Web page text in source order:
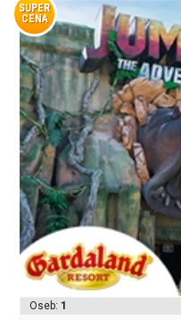
SUPER
CENA
Oseb: 1